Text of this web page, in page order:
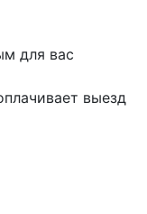
для вас
выезд